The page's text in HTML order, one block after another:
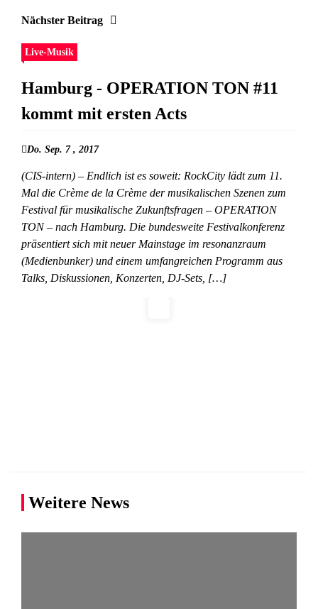
Nächster Beitrag
Live-Musik
Hamburg - OPERATION TON #11
kommt mit ersten Acts
Do. Sep. 7 , 2017
(CIS-intern) – Endlich ist es soweit: RockCity lädt zum 11.
Mal die Crème de la Crème der musikalischen Szenen zum
Festival für musikalische Zukunftsfragen – OPERATION
TON – nach Hamburg. Die bundesweite Festivalkonferenz
präsentiert sich mit neuer Mainstage im resonanzraum
(Medienbunker) und einem umfangreichen Programm aus
Talks, Diskussionen, Konzerten, DJ-Sets, […]
Weitere News